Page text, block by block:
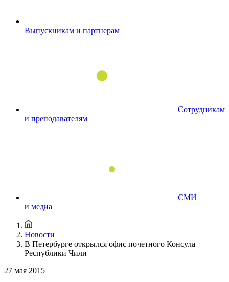
Выпускникам и партнерам
Сотрудникам
и преподавателям
СМИ
и медиа
Новости
В Петербурге открылся офис почетного Консула
Республики Чили
27 мая 2015